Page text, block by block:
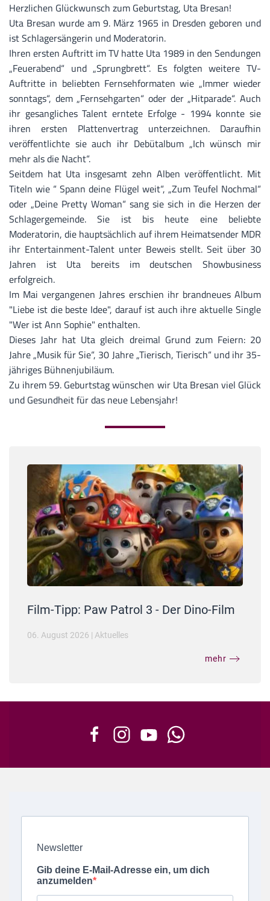
Herzlichen Glückwunsch zum Geburtstag, Uta Bresan!
Uta Bresan wurde am 9. März 1965 in Dresden geboren und
ist Schlagersängerin und Moderatorin.
Ihren ersten Auftritt im TV hatte Uta 1989 in den Sendungen
„Feuerabend“ und „Sprungbrett“. Es folgten weitere TV-
Auftritte in beliebten Fernsehformaten wie „Immer wieder
sonntags“, dem „Fernsehgarten“ oder der „Hitparade“. Auch
ihr gesangliches Talent erntete Erfolge - 1994 konnte sie
ihren ersten Plattenvertrag unterzeichnen. Daraufhin
veröffentlichte sie auch ihr Debütalbum „Ich wünsch mir
mehr als die Nacht“.
Seitdem hat Uta insgesamt zehn Alben veröffentlicht. Mit
Titeln wie “ Spann deine Flügel weit“, „Zum Teufel Nochmal“
oder „Deine Pretty Woman“ sang sie sich in die Herzen der
Schlagergemeinde. Sie ist bis heute eine beliebte
Moderatorin, die hauptsächlich auf ihrem Heimatsender MDR
ihr Entertainment-Talent unter Beweis stellt. Seit über 30
Jahren ist Uta bereits im deutschen Showbusiness
erfolgreich.
Im Mai vergangenen Jahres erschien ihr brandneues Album
"Liebe ist die beste Idee", darauf ist auch ihre aktuelle Single
"Wer ist Ann Sophie" enthalten.
Dieses Jahr hat Uta gleich dreimal Grund zum Feiern: 20
Jahre „Musik für Sie“, 30 Jahre „Tierisch, Tierisch“ und ihr 35-
jähriges Bühnenjubiläum.
Zu ihrem 59. Geburtstag wünschen wir Uta Bresan viel Glück
und Gesundheit für das neue Lebensjahr!
Film-Tipp: Paw Patrol 3 - Der Dino-Film
06. August 2026 | Aktuelles
mehr